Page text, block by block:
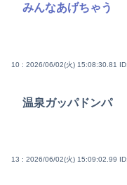
みんなあげちゃう
10 : 2026/06/02(火) 15:08:30.81
温泉ガッパドンパ
13 : 2026/06/02(火) 15:09:02.99